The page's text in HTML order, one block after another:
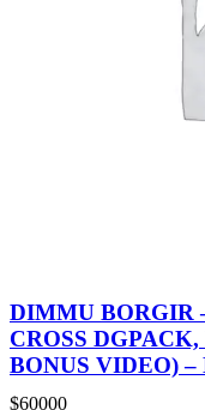
DIMMU BORGIR
CROSS
BONUS VIDEO)
$60000